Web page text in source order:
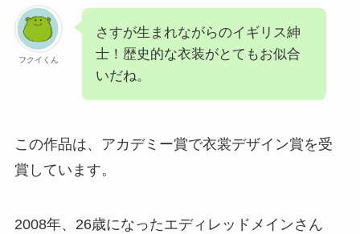
フクイくん
さすが生まれながらのイギリス紳
士！歴史的な衣装がとてもお似合
いだね。
この作品は、アカデミー賞で衣裳デザイン賞を受
賞しています。
2008年、26歳になったエディレッドメインさん